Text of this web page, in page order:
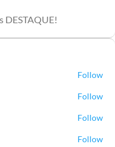
DESTAQUE!
Follow
Follow
Follow
Follow